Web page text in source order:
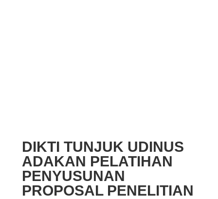
DIKTI TUNJUK UDINUS
ADAKAN PELATIHAN
PENYUSUNAN
PROPOSAL PENELITIAN